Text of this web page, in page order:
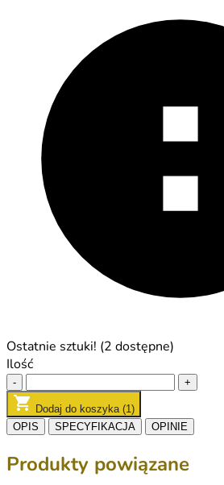
Ostatnie sztuki! (2 dostępne)
Ilość
- +
Dodaj do koszyka (1)
OPIS
SPECYFIKACJA OPINIE
Produkty powiązane